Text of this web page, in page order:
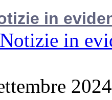
in
Notizie in